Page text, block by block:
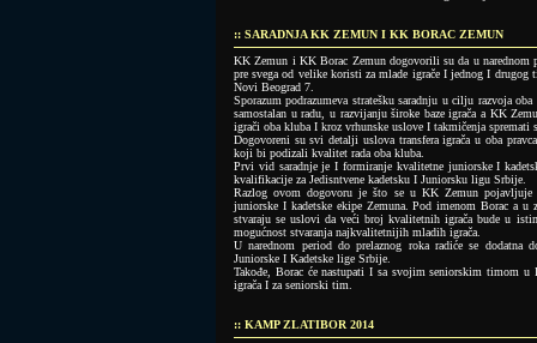
:: SARADNJA KK ZEMUN I KK BORAC ZEMUN
KK Zemun i KK Borac Zemun dogovorili su da u narednom
pre svega od velike koristi za mlade igrače I jednog I
Novi Beograd 7.
Sporazum podrazumeva stratešku saradnju u cilju razvoja
samostalan u radu, u razvijanju široke baze igrača a KK
igrači oba kluba I kroz vrhunske uslove I takmičenja spremati
Dogovoreni su svi detalji uslova transfera igrača u oba
koji bi podizali kvalitet rada oba kluba.
Prvi vid saradnje je I formiranje kvalitetne juniorske I
kvalifikacije za Jedisntvene kadetsku I Juniorsku ligu Srbije.
Razlog ovom dogovoru je što se u KK Zemun pojavljuje
juniorske I kadetske ekipe Zemuna. Pod imenom Borac a
stvaraju se uslovi da veći broj kvalitetnih igrača bude u
mogućnost stvaranja najkvalitetnijih mladih igrača.
U narednom period do prelaznog roka radiće se dodatna
Juniorske I Kadetske lige Srbije.
Takođe, Borac će nastupati I sa svojim seniorskim timom
igrača I za seniorski tim.
:: KAMP ZLATIBOR 2014